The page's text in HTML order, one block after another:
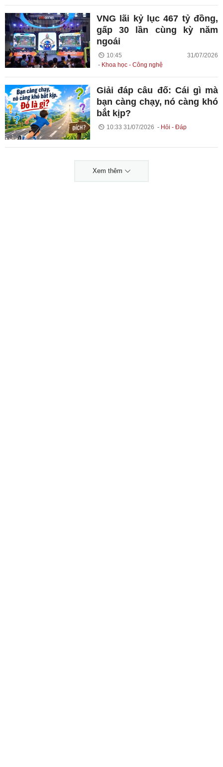
VNG lãi kỷ lục 467 tỷ đồng,
gấp 30 lần cùng kỳ năm
ngoái
10:45 31/07/2026
Khoa học - Công nghệ
Giải đáp câu đố: Cái gì mà
bạn càng chạy, nó càng khó
bắt kịp?
10:33 31/07/2026 Hỏi - Đáp
Xem thêm